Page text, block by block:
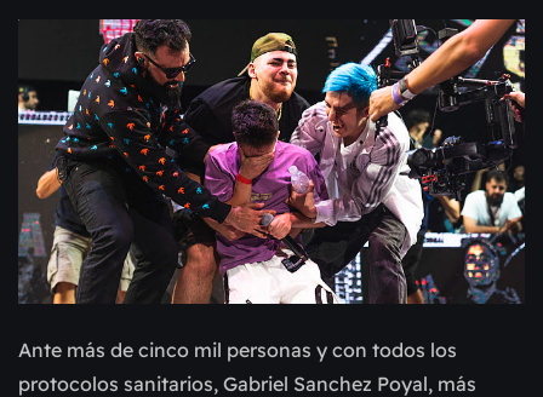
Ante más de cinco mil personas y con todos los
protocolos sanitarios, Gabriel Sanchez Poyal, más